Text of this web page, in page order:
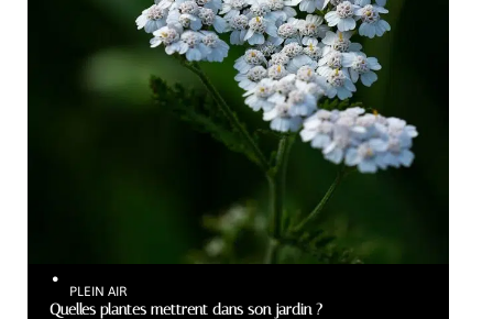
PLEIN AIR
Quelles plantes mettrent dans son jardin ?